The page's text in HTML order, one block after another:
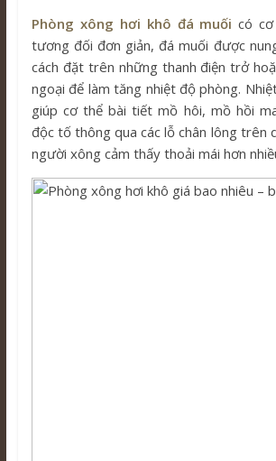
Phòng xông hơi khô đá muối có
tương đối đơn giản, đá muối được
cách đặt trên những thanh điện trở
ngoại để làm tăng nhiệt độ phòng.
giúp cơ thể bài tiết mồ hôi, mồ hồi
độc tố thông qua các lỗ chân lông trên
người xông cảm thấy thoải mái hơn